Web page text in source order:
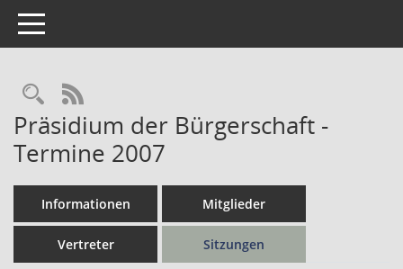
Toggle navigation
Rechercheauswahl
RSS-Feed
Präsidium der Bürgerschaft -
Termine 2007
Informationen Mitglieder
Vertreter Sitzungen